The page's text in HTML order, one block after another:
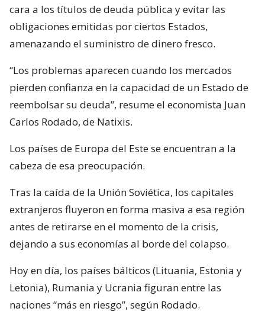
cara a los títulos de deuda pública y evitar las
obligaciones emitidas por ciertos Estados,
amenazando el suministro de dinero fresco.
“Los problemas aparecen cuando los mercados
pierden confianza en la capacidad de un Estado de
reembolsar su deuda”, resume el economista Juan
Carlos Rodado, de Natixis.
Los países de Europa del Este se encuentran a la
cabeza de esa preocupación.
Tras la caída de la Unión Soviética, los capitales
extranjeros fluyeron en forma masiva a esa región
antes de retirarse en el momento de la crisis,
dejando a sus economías al borde del colapso.
Hoy en día, los países bálticos (Lituania, Estonia y
Letonia), Rumania y Ucrania figuran entre las
naciones “más en riesgo”, según Rodado.